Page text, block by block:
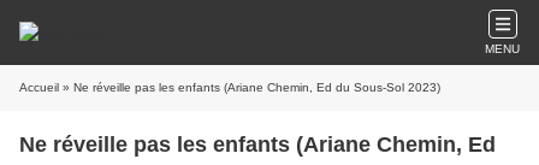
MENU
Accueil » Ne réveille pas les enfants (Ariane Chemin, Ed du Sous-Sol 2023)
Ne réveille pas les enfants (Ariane Chemin, Ed